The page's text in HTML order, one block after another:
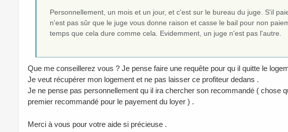
Personnellement, un mois et un jour, et c'est sur le bureau du juge. S'il
n'est pas sûr que le juge vous donne raison et casse le bail pour non
temps que cela dure comme cela. Evidemment, un juge n'est pas l'autre.
Que me conseillerez vous ? Je pense faire une requête pour qu il quitte le
Je veut récupérer mon logement et ne pas laisser ce profiteur dedans .
Je ne pense pas personnellement qu il ira chercher son recommandé ( chose
premier recommandé pour le payement du loyer ) .
Merci à vous pour votre aide si précieuse .